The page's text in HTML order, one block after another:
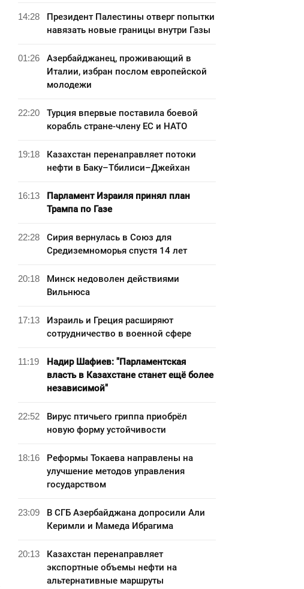
14:28
Президент Палестины отверг попытки
навязать новые границы внутри Газы
01:26
Азербайджанец, проживающий в
Италии, избран послом европейской
молодежи
22:20
Турция впервые поставила боевой
корабль стране-члену ЕС и НАТО
19:18
Казахстан перенаправляет потоки
нефти в Баку–Тбилиси–Джейхан
16:13
Парламент Израиля принял план
Трампа по Газе
22:28
Сирия вернулась в Союз для
Средиземноморья спустя 14 лет
20:18
Минск недоволен действиями
Вильнюса
17:13
Израиль и Греция расширяют
сотрудничество в военной сфере
11:19
Надир Шафиев: "Парламентская
власть в Казахстане станет ещё более
независимой"
22:52
Вирус птичьего гриппа приобрёл
новую форму устойчивости
18:16
Реформы Токаева направлены на
улучшение методов управления
государством
23:09
В СГБ Азербайджана допросили Али
Керимли и Мамеда Ибрагима
20:13
Казахстан перенаправляет
экспортные объемы нефти на
альтернативные маршруты